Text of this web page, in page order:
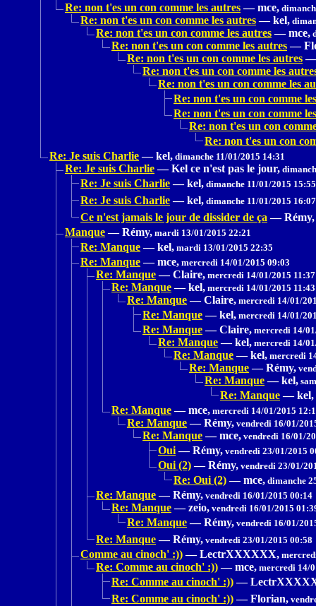
Re: non t'es un con comme les autres — mce,
Re: non t'es un con comme les autres — kel,
Re: non t'es un con comme les autres — mce,
Re: non t'es un con comme les autres —
Re: non t'es un con comme les autres —
Re: non t'es un con comme les
Re: non t'es un con comme les
Re: non t'es un con comme
Re: non t'es un con comme
Re: non t'es un con
Re: non t'es un con
Re: Je suis Charlie — kel, dimanche 11/01/2015 14:31
Re: Je suis Charlie — Kel ce n'est pas le jour,
Re: Je suis Charlie — kel, dimanche 11/01/2015 15:55
Re: Je suis Charlie — kel, dimanche 11/01/2015 16:07
Ce n'est jamais le jour de dissider de ça — Rémy,
Manque — Rémy, mardi 13/01/2015 22:21
Re: Manque — kel, mardi 13/01/2015 22:35
Re: Manque — mce, mercredi 14/01/2015 09:03
Re: Manque — Claire, mercredi 14/01/2015 11:37
Re: Manque — kel, mercredi 14/01/2015 11:43
Re: Manque — Claire, mercredi 14/01/
Re: Manque — kel, mercredi 14/01/
Re: Manque — Claire, mercredi 14/
Re: Manque — kel, mercredi 14/
Re: Manque — kel, mercredi
Re: Manque — Rémy,
Re: Manque — kel,
Re: Manque — kel,
Re: Manque — mce, mercredi 14/01/2015
Re: Manque — Rémy, vendredi 16/01/
Re: Manque — mce, vendredi 16/01/
Oui — Rémy, vendredi 23/01/2015
Oui (2) — Rémy, vendredi 23/01/
Re: Oui (2) — mce, dimanche
Re: Manque — Rémy, vendredi 16/01/2015 00:14
Re: Manque — zeio, vendredi 16/01/2015
Re: Manque — Rémy, vendredi 16/01/
Re: Manque — Rémy, vendredi 23/01/2015 00:58
Comme au cinoch' :)) — LectrXXXXXX,
Re: Comme au cinoch' :)) — mce, mercredi 14/
Re: Comme au cinoch' :)) —
Re: Comme au cinoch' :)) — Florian,